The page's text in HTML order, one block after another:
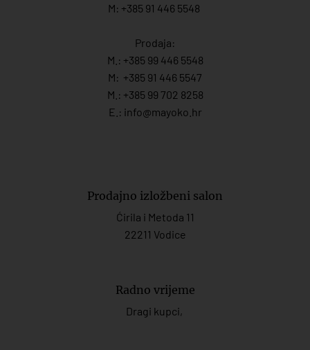
M: +385 91 446 5548
Prodaja:
M.: +385 99 446 5548
M: +385 91 446 5547
M.: +385 99 702 8258
E.: info@mayoko. hr
Prodajno izložbeni salon
Ćirila i Metoda 11
22211 Vodice
Radno vrijeme
Dragi kupci,